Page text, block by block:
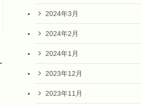
2024年3月
2024年2月
2024年1月
2023年12月
2023年11月